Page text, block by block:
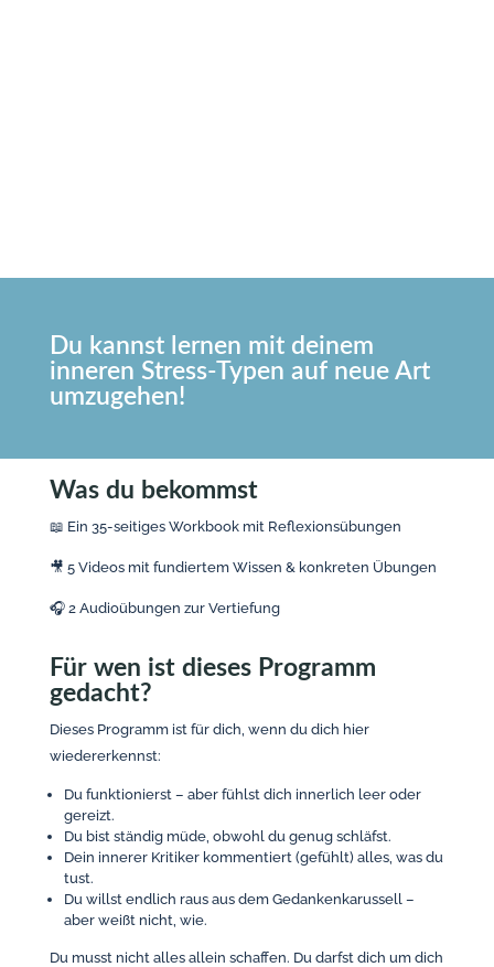
Du kannst lernen mit deinem
inneren Stress-Typen auf neue Art
umzugehen!
Was du bekommst
📖 Ein 35-seitiges Workbook mit Reflexionsübungen
🎥 5 Videos mit fundiertem Wissen & konkreten Übungen
🎧 2 Audioübungen zur Vertiefung
Für wen ist dieses Programm
gedacht?
Dieses Programm ist für dich, wenn du dich hier
wiedererkennst:
Du funktionierst – aber fühlst dich innerlich leer oder
gereizt.
Du bist ständig müde, obwohl du genug schläfst.
Dein innerer Kritiker kommentiert (gefühlt) alles, was du
tust.
Du willst endlich raus aus dem Gedankenkarussell –
aber weißt nicht, wie.
Du musst nicht alles allein schaffen. Du darfst dich um dich